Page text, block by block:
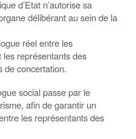
d’Etat n’autorise sa
délibérant au sein de la
réel entre les
représentants des
de concertation.
social passe par le
afin de garantir un
les représentants des